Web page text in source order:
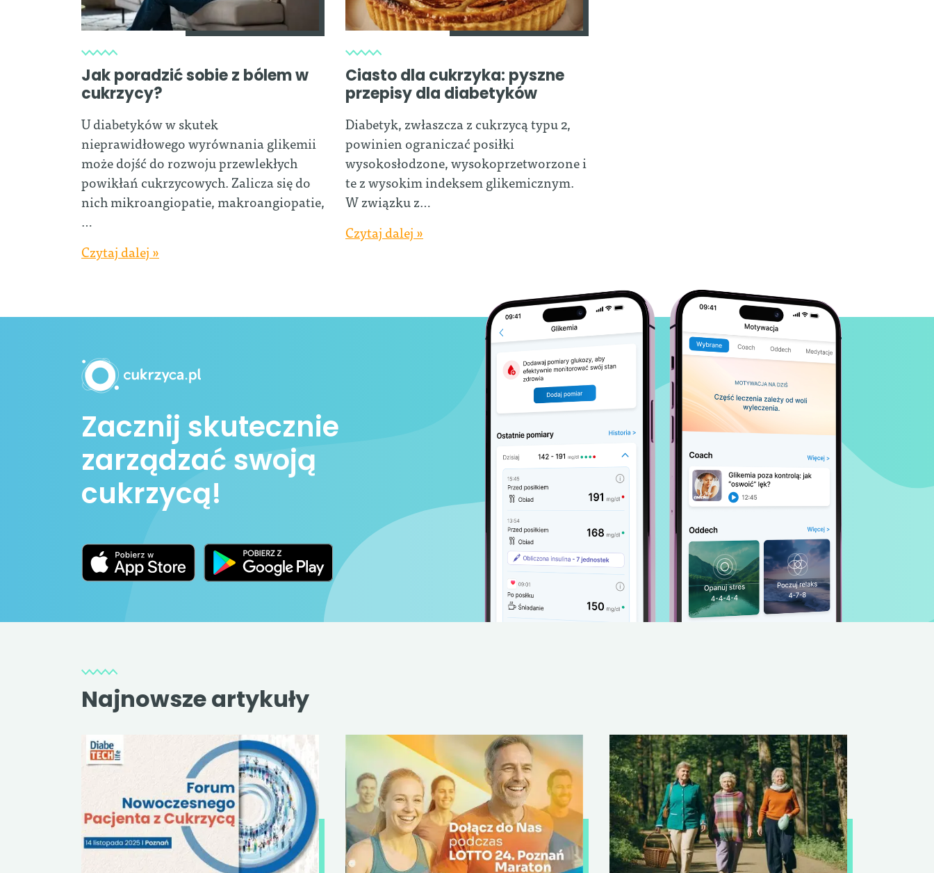
Jak poradzić sobie z bólem w
cukrzycy?
U diabetyków w skutek
nieprawidłowego wyrównania glikemii
może dojść do rozwoju przewlekłych
powikłań cukrzycowych. Zalicza się do
nich mikroangiopatie, makroangiopatie,
…
Czytaj dalej »
Ciasto dla cukrzyka: pyszne
przepisy dla diabetyków
Diabetyk, zwłaszcza z cukrzycą typu 2,
powinien ograniczać posiłki
wysokosłodzone, wysokoprzetworzone i
te z wysokim indeksem glikemicznym.
W związku z…
Czytaj dalej »
Zacznij skutecznie
zarządzać swoją
cukrzycą!
Najnowsze artykuły